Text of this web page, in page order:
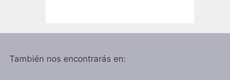
También nos encontrarás en: